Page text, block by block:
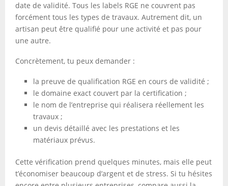
date de validité. Tous les labels RGE ne couvrent pas
forcément tous les types de travaux. Autrement dit, un
artisan peut être qualifié pour une activité et pas pour
une autre.
Concrètement, tu peux demander :
la preuve de qualification RGE en cours de validité ;
le domaine exact couvert par la certification ;
le nom de l’entreprise qui réalisera réellement les
travaux ;
un devis détaillé avec les prestations et les
matériaux prévus.
Cette vérification prend quelques minutes, mais elle peut
t’économiser beaucoup d’argent et de stress. Si tu hésites